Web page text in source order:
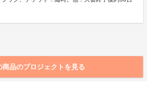
商品のプロジェクトを見る